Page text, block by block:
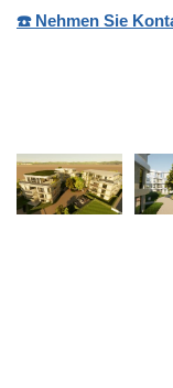
☎️ Nehmen Sie